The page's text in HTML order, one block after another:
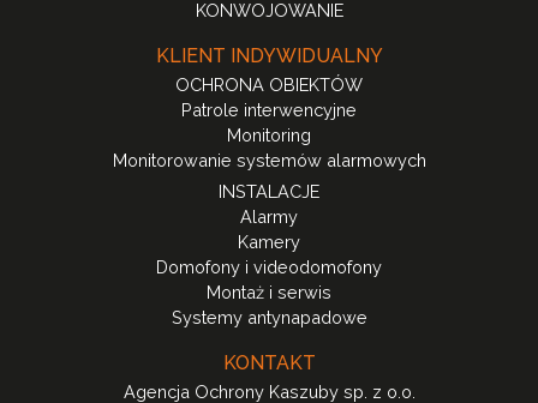
KONWOJOWANIE
KLIENT INDYWIDUALNY
OCHRONA OBIEKTÓW
Patrole interwencyjne
Monitoring
Monitorowanie systemów alarmowych
INSTALACJE
Alarmy
Kamery
Domofony i videodomofony
Montaż i serwis
Systemy antynapadowe
KONTAKT
Agencja Ochrony Kaszuby sp. z o.o.